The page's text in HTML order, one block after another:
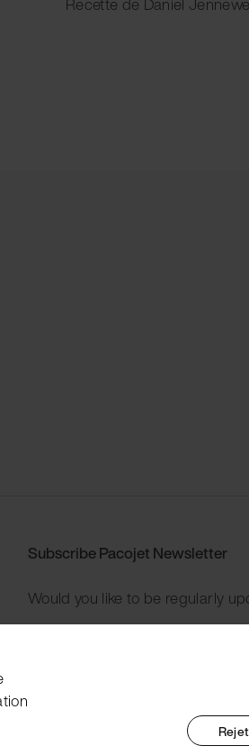
Subscribe Pacojet Newsletter
Would you like to be regularly